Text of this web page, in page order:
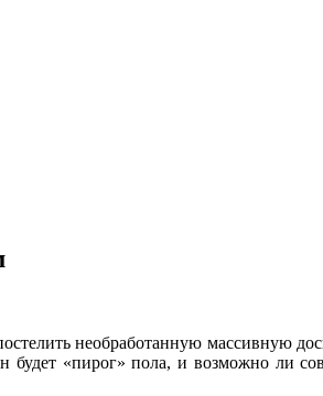
необработанную массивную
«пирог» пола, и возможно ли